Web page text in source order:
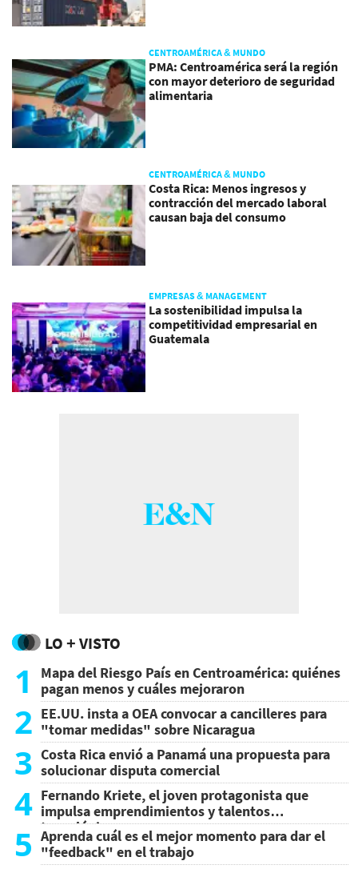
CENTROAMÉRICA & MUNDO
PMA: Centroamérica será la región
con mayor deterioro de seguridad
alimentaria
CENTROAMÉRICA & MUNDO
Costa Rica: Menos ingresos y
contracción del mercado laboral
causan baja del consumo
EMPRESAS & MANAGEMENT
La sostenibilidad impulsa la
competitividad empresarial en
Guatemala
LO + VISTO
1
Mapa del Riesgo País en Centroamérica: quiénes
pagan menos y cuáles mejoraron
2 EE.UU. insta a OEA convocar a cancilleres para
"tomar medidas" sobre Nicaragua
3 Costa Rica envió a Panamá una propuesta para
solucionar disputa comercial
4 Fernando Kriete, el joven protagonista que
impulsa emprendimientos y talentos
tecnológicos
5 Aprenda cuál es el mejor momento para dar el
"feedback" en el trabajo